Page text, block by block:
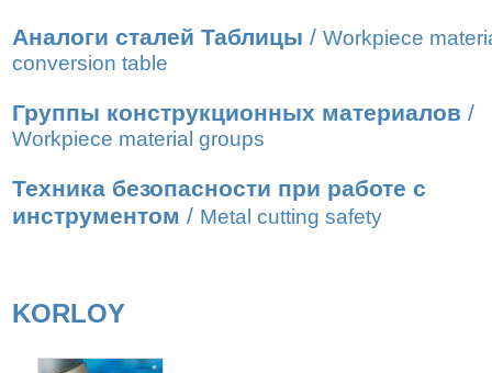
Аналоги сталей Таблицы / Workpiece
conversion table
Группы конструкционных материалов /
Workpiece material groups
Техника безопасности при работе с
инструментом / Metal cutting safety
KORLOY